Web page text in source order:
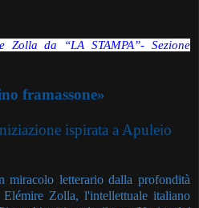
Zolla da “LA STAMPA”- Sezione
framassone»
ispirata a Apuleio
letterario dalla profondità
Elémire Zolla, l'intellettuale italiano